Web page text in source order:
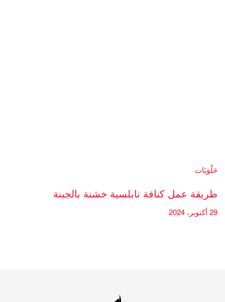
حَلْوَيَات
طريقة عمل كنافة نابلسية خشنة بالجبنة
29 أكتوبر، 2024